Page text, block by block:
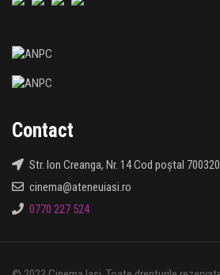
Contact
Str. Ion Creanga, Nr. 14 Cod poștal
cinema@ateneuiasi.ro
0770 227 524